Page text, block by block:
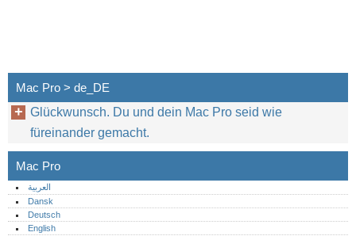
Mac Pro > de_DE
Glückwunsch. Du und dein Mac Pro seid wie
füreinander gemacht.
Mac Pro
العربية
Dansk
Deutsch
English